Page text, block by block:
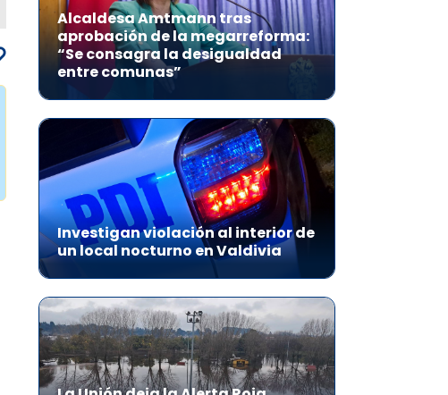
Alcaldesa Amtmann tras
aprobación de la megarreforma:
“Se consagra la desigualdad
entre comunas”
Investigan violación al interior de
un local nocturno en Valdivia